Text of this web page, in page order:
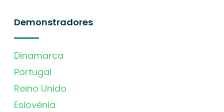
Demonstradores
Dinamarca
Portugal
Reino Unido
Eslovénia